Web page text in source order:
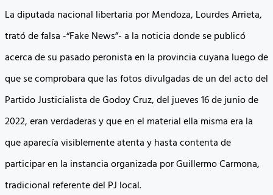
La diputada nacional libertaria por Mendoza, Lourdes Arrieta,
trató de falsa -“Fake News”- a la noticia donde se publicó
acerca de su pasado peronista en la provincia cuyana luego de
que se comprobara que las fotos divulgadas de un del acto del
Partido Justicialista de Godoy Cruz, del jueves 16 de junio de
2022, eran verdaderas y que en el material ella misma era la
que aparecía visiblemente atenta y hasta contenta de
participar en la instancia organizada por Guillermo Carmona,
tradicional referente del PJ local.